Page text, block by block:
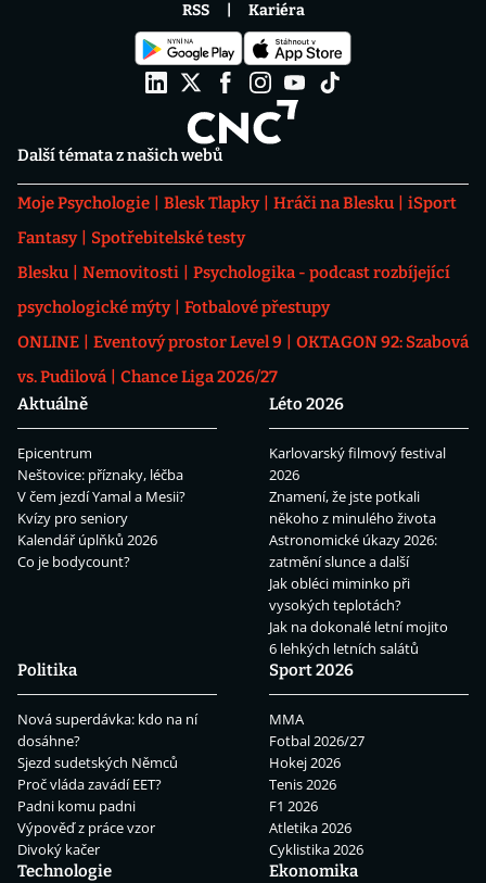
Další témata z našich webů
Moje Psychologie Blesk Tlapky Hráči na Blesku
iSport
Fantasy
Spotřebitelské testy
Blesku
Nemovitosti
Psychologika - podcast rozbíjející
psychologické mýty
Fotbalové přestupy
ONLINE
Eventový prostor Level 9
OKTAGON 92: Szabová
vs. Pudilová
Chance Liga 2026/27
Aktuálně
Epicentrum
Neštovice: příznaky, léčba
V čem jezdí Yamal a Mesii?
Kvízy pro seniory
Kalendář úplňků 2026
Co je bodycount?
Léto 2026
Karlovarský filmový festival
2026
Znamení, že jste potkali
někoho z minulého života
Astronomické úkazy 2026:
zatmění slunce a další
Jak obléci miminko při
vysokých teplotách?
Jak na dokonalé letní mojito
6 lehkých letních salátů
Politika
Nová superdávka: kdo na ní
dosáhne?
Sjezd sudetských Němců
Proč vláda zavádí EET?
Padni komu padni
Výpověď z práce vzor
Divoký kačer
Sport 2026
MMA
Fotbal 2026/27
Hokej 2026
Tenis 2026
F1 2026
Atletika 2026
Cyklistika 2026
Technologie
Ekonomika
RSS Kariéra